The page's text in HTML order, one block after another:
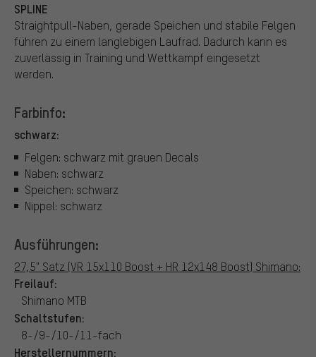
SPLINE
Straightpull-Naben, gerade Speichen und stabile Felgen
führen zu einem langlebigen Laufrad. Dadurch kann es
zuverlässig in Training und Wettkampf eingesetzt
werden.
Farbinfo:
schwarz:
Felgen: schwarz mit grauen Decals
Naben: schwarz
Speichen: schwarz
Nippel: schwarz
Ausführungen:
27,5" Satz (VR 15x110 Boost + HR 12x148 Boost) Shimano:
Freilauf:
Shimano MTB
Schaltstufen:
8-/9-/10-/11-fach
Herstellernummern: